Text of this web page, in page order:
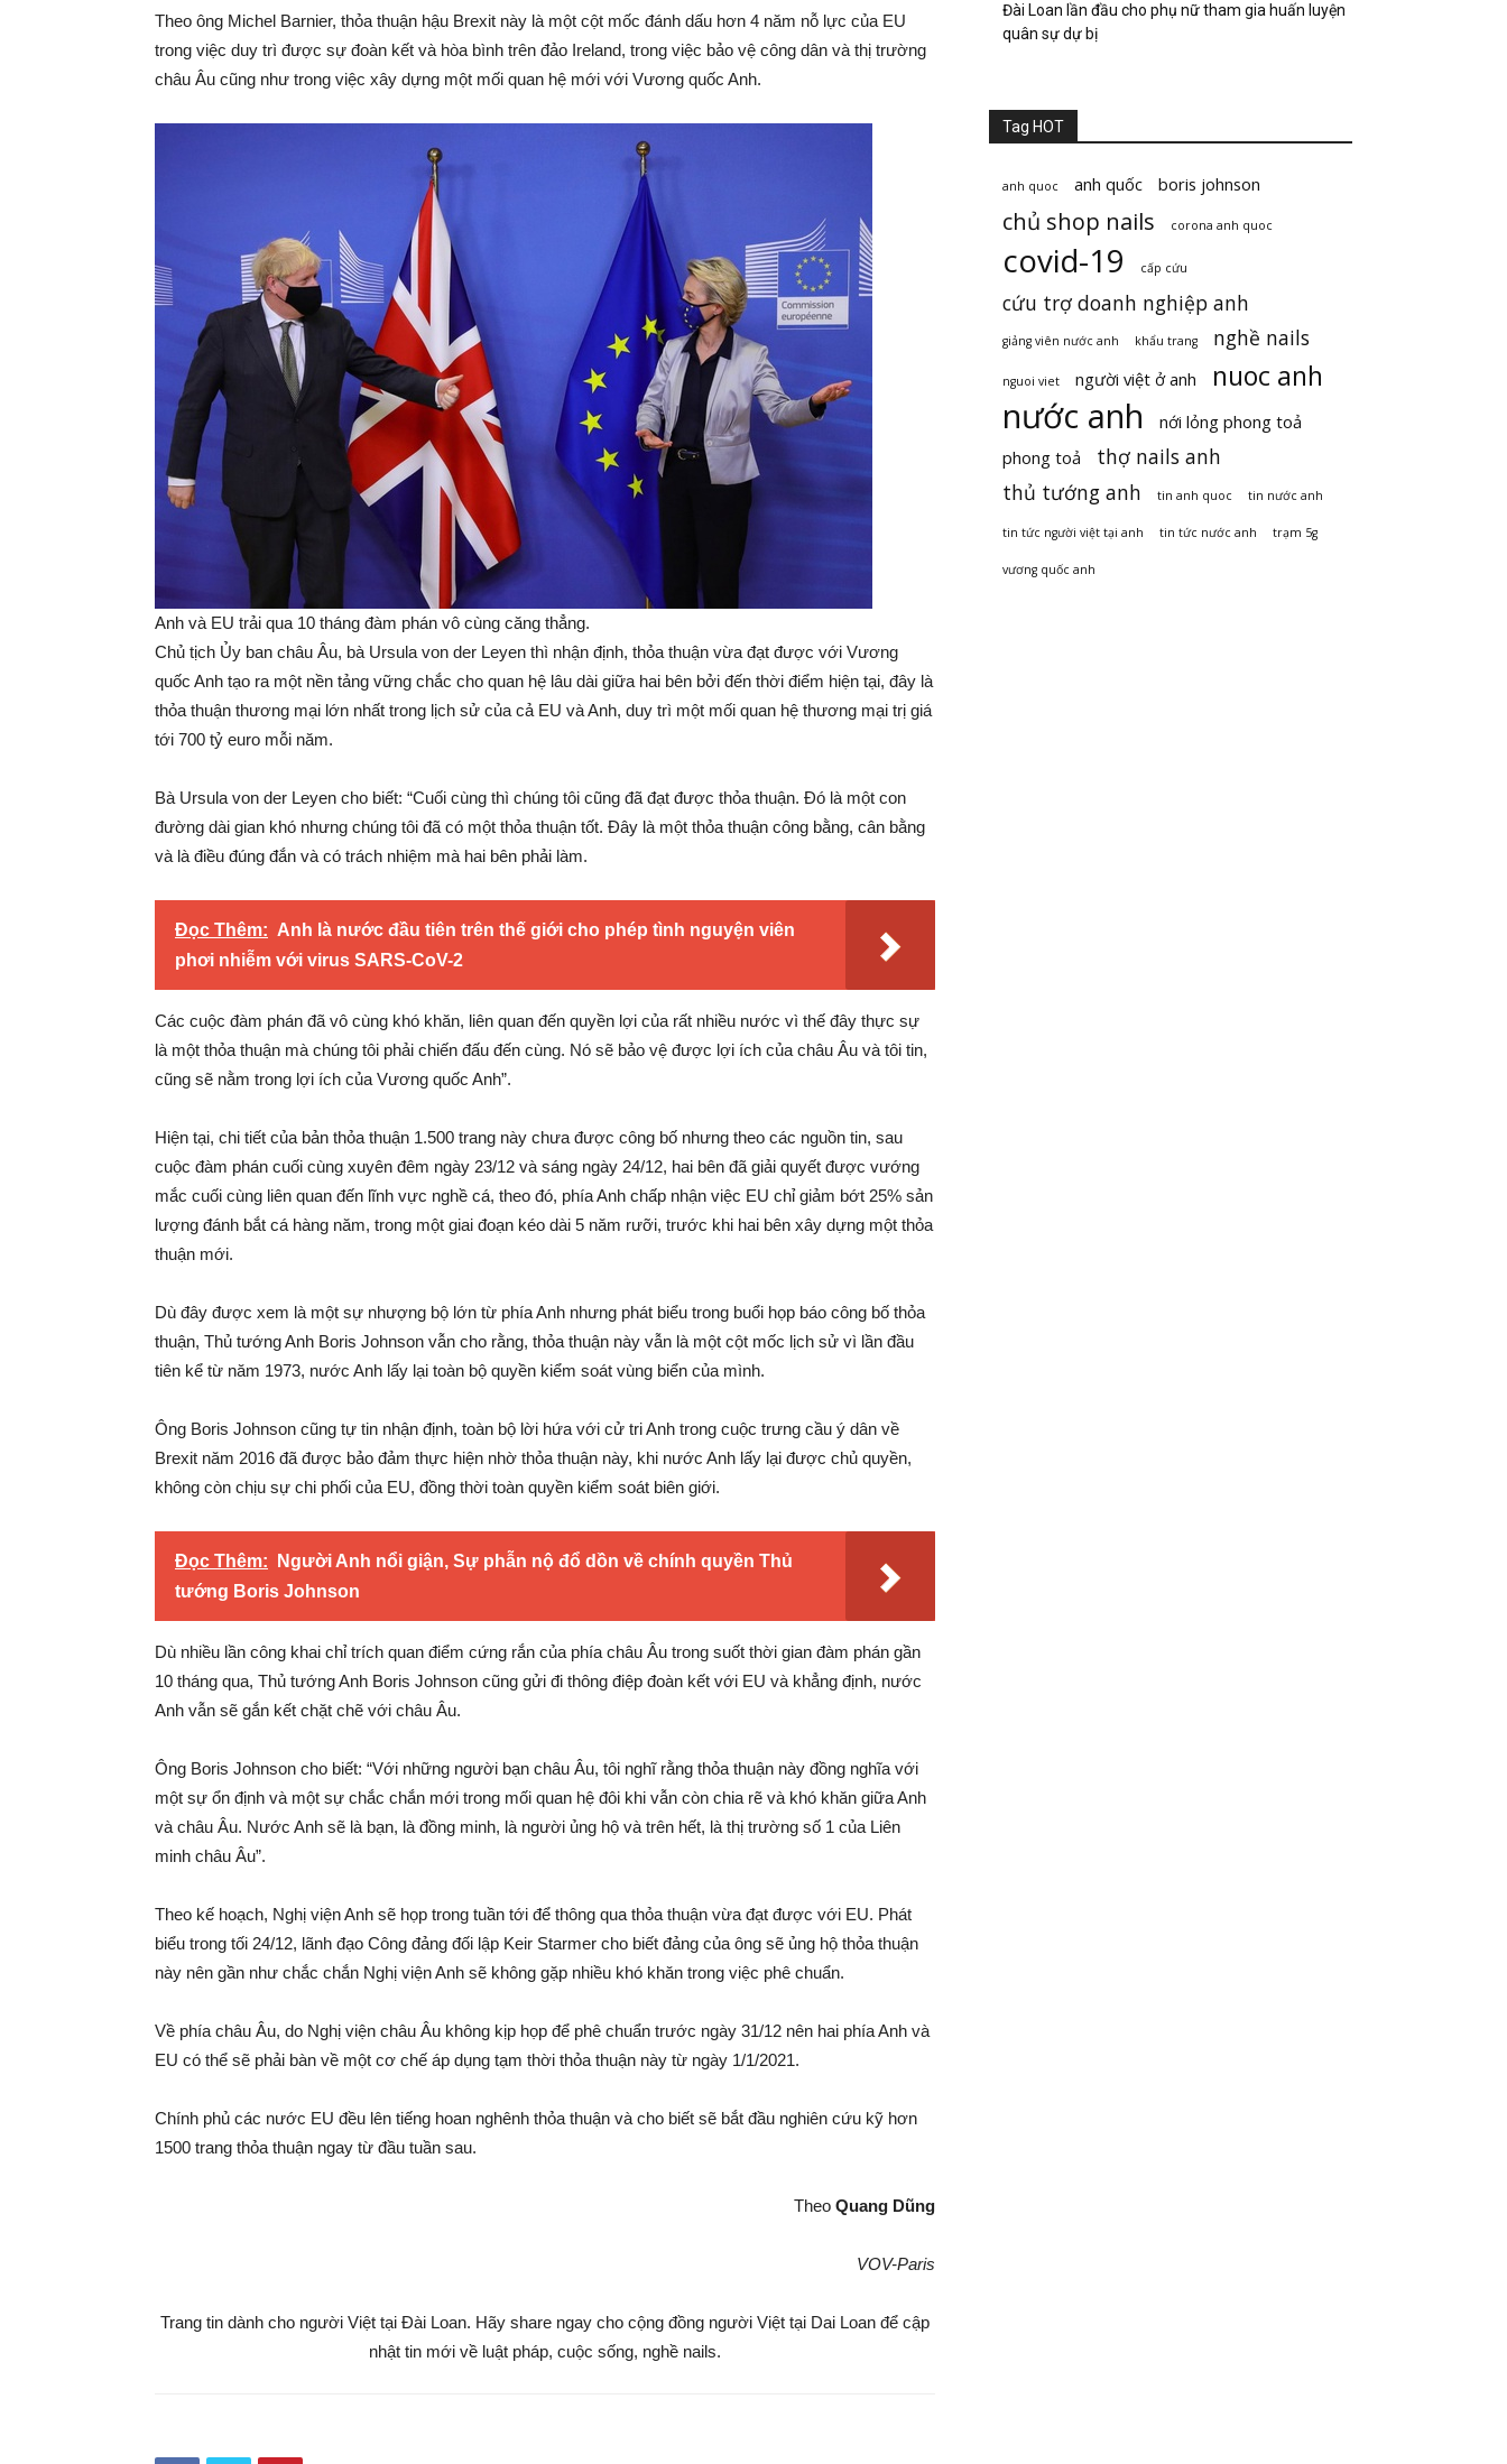
Theo ông Michel Barnier, thỏa thuận hậu Brexit này là một cột mốc đánh dấu hơn 4 năm nỗ lực của EU
trong việc duy trì được sự đoàn kết và hòa bình trên đảo Ireland, trong việc bảo vệ công dân và thị trường
châu Âu cũng như trong việc xây dựng một mối quan hệ mới với Vương quốc Anh.
Anh và EU trải qua 10 tháng đàm phán vô cùng căng thẳng.
Chủ tịch Ủy ban châu Âu, bà Ursula von der Leyen thì nhận định, thỏa thuận vừa đạt được với Vương
quốc Anh tạo ra một nền tảng vững chắc cho quan hệ lâu dài giữa hai bên bởi đến thời điểm hiện tại, đây là
thỏa thuận thương mại lớn nhất trong lịch sử của cả EU và Anh, duy trì một mối quan hệ thương mại trị giá
tới 700 tỷ euro mỗi năm.
Bà Ursula von der Leyen cho biết: “Cuối cùng thì chúng tôi cũng đã đạt được thỏa thuận. Đó là một con
đường dài gian khó nhưng chúng tôi đã có một thỏa thuận tốt. Đây là một thỏa thuận công bằng, cân bằng
và là điều đúng đắn và có trách nhiệm mà hai bên phải làm.
Đọc Thêm: Anh là nước đầu tiên trên thế giới cho phép tình nguyện viên
phơi nhiễm với virus SARS-CoV-2
Các cuộc đàm phán đã vô cùng khó khăn, liên quan đến quyền lợi của rất nhiều nước vì thế đây thực sự
là một thỏa thuận mà chúng tôi phải chiến đấu đến cùng. Nó sẽ bảo vệ được lợi ích của châu Âu và tôi tin,
cũng sẽ nằm trong lợi ích của Vương quốc Anh”.
Hiện tại, chi tiết của bản thỏa thuận 1.500 trang này chưa được công bố nhưng theo các nguồn tin, sau
cuộc đàm phán cuối cùng xuyên đêm ngày 23/12 và sáng ngày 24/12, hai bên đã giải quyết được vướng
mắc cuối cùng liên quan đến lĩnh vực nghề cá, theo đó, phía Anh chấp nhận việc EU chỉ giảm bớt 25% sản
lượng đánh bắt cá hàng năm, trong một giai đoạn kéo dài 5 năm rưỡi, trước khi hai bên xây dựng một thỏa
thuận mới.
Dù đây được xem là một sự nhượng bộ lớn từ phía Anh nhưng phát biểu trong buổi họp báo công bố thỏa
thuận, Thủ tướng Anh Boris Johnson vẫn cho rằng, thỏa thuận này vẫn là một cột mốc lịch sử vì lần đầu
tiên kể từ năm 1973, nước Anh lấy lại toàn bộ quyền kiểm soát vùng biển của mình.
Ông Boris Johnson cũng tự tin nhận định, toàn bộ lời hứa với cử tri Anh trong cuộc trưng cầu ý dân về
Brexit năm 2016 đã được bảo đảm thực hiện nhờ thỏa thuận này, khi nước Anh lấy lại được chủ quyền,
không còn chịu sự chi phối của EU, đồng thời toàn quyền kiểm soát biên giới.
Đọc Thêm:
Người Anh nổi giận, Sự phẫn nộ đổ dồn về chính quyền Thủ
tướng Boris Johnson
Dù nhiều lần công khai chỉ trích quan điểm cứng rắn của phía châu Âu trong suốt thời gian đàm phán gần
10 tháng qua, Thủ tướng Anh Boris Johnson cũng gửi đi thông điệp đoàn kết với EU và khẳng định, nước
Anh vẫn sẽ gắn kết chặt chẽ với châu Âu.
Ông Boris Johnson cho biết: “Với những người bạn châu Âu, tôi nghĩ rằng thỏa thuận này đồng nghĩa với
một sự ổn định và một sự chắc chắn mới trong mối quan hệ đôi khi vẫn còn chia rẽ và khó khăn giữa Anh
và châu Âu. Nước Anh sẽ là bạn, là đồng minh, là người ủng hộ và trên hết, là thị trường số 1 của Liên
minh châu Âu”.
Theo kế hoạch, Nghị viện Anh sẽ họp trong tuần tới để thông qua thỏa thuận vừa đạt được với EU. Phát
biểu trong tối 24/12, lãnh đạo Công đảng đối lập Keir Starmer cho biết đảng của ông sẽ ủng hộ thỏa thuận
này nên gần như chắc chắn Nghị viện Anh sẽ không gặp nhiều khó khăn trong việc phê chuẩn.
Về phía châu Âu, do Nghị viện châu Âu không kịp họp để phê chuẩn trước ngày 31/12 nên hai phía Anh và
EU có thể sẽ phải bàn về một cơ chế áp dụng tạm thời thỏa thuận này từ ngày 1/1/2021.
Chính phủ các nước EU đều lên tiếng hoan nghênh thỏa thuận và cho biết sẽ bắt đầu nghiên cứu kỹ hơn
1500 trang thỏa thuận ngay từ đầu tuần sau.
Theo Quang Dũng
VOV-Paris
Trang tin dành cho người Việt tại Đài Loan. Hãy share ngay cho cộng đồng người Việt tại Dai Loan để cập
nhật tin mới về luật pháp, cuộc sống, nghề nails.
Đài Loan lần đầu cho phụ nữ tham gia huấn luyện
quân sự dự bị
Tag HOT
anh quoc anh quốc boris johnson
chủ shop nails corona anh quoc
covid-19 cấp cứu
cứu trợ doanh nghiệp anh
giảng viên nước anh khẩu trang nghề nails
nguoi viet người việt ở anh nuoc anh
nước anh
nới lỏng phong toả
phong toả
thợ nails anh
thủ tướng anh
tin anh quoc tin nước anh
tin tức người việt tại anh tin tức nước anh trạm 5g
vương quốc anh